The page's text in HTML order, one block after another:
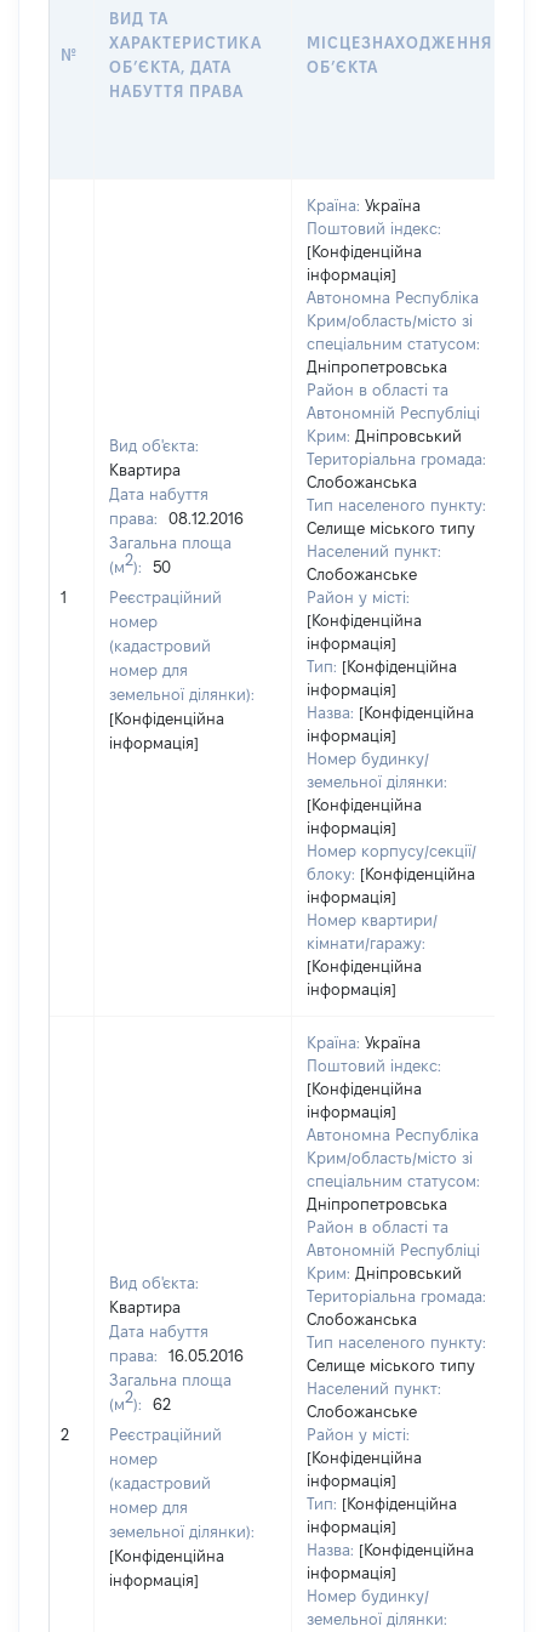
№
ВИД ТА
ХАРАКТЕРИСТИКА
ОБʼЄКТА, ДАТА
НАБУТТЯ ПРАВА
МІСЦЕЗНАХОДЖЕННЯ
ОБʼЄКТА
1
Вид об'єкта:
Квартира
Дата набуття
права:
08.12.2016
Загальна площа
(м2):
50
Реєстраційний
номер
(кадастровий
номер для
земельної ділянки):
[Конфіденційна
інформація]
Країна: Україна
Поштовий індекс:
[Конфіденційна
інформація]
Автономна Республіка
Крим/область/місто зі
спеціальним статусом:
Дніпропетровська
Район в області та
Автономній Республіці
Крим: Дніпровський
Територіальна громада:
Слобожанська
Тип населеного пункту:
Селище міського типу
Населений пункт:
Слобожанське
Район у місті:
[Конфіденційна
інформація]
Тип: [Конфіденційна
інформація]
Назва: [Конфіденційна
інформація]
Номер будинку/
земельної ділянки:
[Конфіденційна
інформація]
Номер корпусу/секції/
блоку: [Конфіденційна
інформація]
Номер квартири/
кімнати/гаражу:
[Конфіденційна
інформація]
2
Вид об'єкта:
Квартира
Дата набуття
права:
16.05.2016
Загальна площа
(м2):
62
Реєстраційний
номер
(кадастровий
номер для
земельної ділянки):
[Конфіденційна
інформація]
Країна: Україна
Поштовий індекс:
[Конфіденційна
інформація]
Автономна Республіка
Крим/область/місто зі
спеціальним статусом:
Дніпропетровська
Район в області та
Автономній Республіці
Крим: Дніпровський
Територіальна громада:
Слобожанська
Тип населеного пункту:
Селище міського типу
Населений пункт:
Слобожанське
Район у місті:
[Конфіденційна
інформація]
Тип: [Конфіденційна
інформація]
Назва: [Конфіденційна
інформація]
Номер будинку/
земельної ділянки: